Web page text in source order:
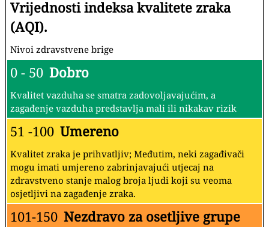
Vrijednosti indeksa kvalitete zraka
(AQI).
Nivoi zdravstvene brige
0 - 50 Dobro
Kvalitet vazduha se smatra zadovoljavajućim, a
zagađenje vazduha predstavlja mali ili nikakav rizik
51 -100 Umereno
Kvalitet zraka je prihvatljiv; Međutim, neki zagađivači
mogu imati umjereno zabrinjavajući utjecaj na
zdravstveno stanje malog broja ljudi koji su veoma
osjetljivi na zagađenje zraka.
101-150 Nezdravo za osetljive grupe